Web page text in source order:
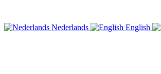
Nederlands English